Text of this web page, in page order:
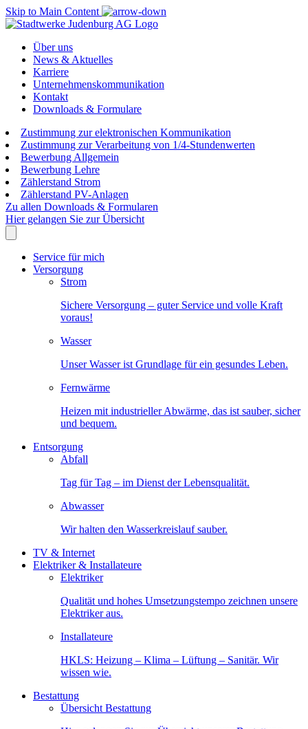
Skip to Main Content
Über uns
News & Aktuelles
Karriere
Unternehmenskommunikation
Kontakt
Downloads & Formulare
Zustimmung zur elektronischen Kommunikation
Zustimmung zur Verarbeitung von 1/4-Stundenwerten
Bewerbung Allgemein
Bewerbung Lehre
Zählerstand Strom
Zählerstand PV-Anlagen
Zu allen Downloads & Formularen
Hier gelangen Sie zur Übersicht
Service für mich
Versorgung
Strom
Sichere Versorgung – guter Service und volle Kraft
voraus!
Wasser
Unser Wasser ist Grundlage für ein gesundes Leben.
Fernwärme
Heizen mit industrieller Abwärme, das ist sauber, sicher
und bequem.
Entsorgung
Abfall
Tag für Tag – im Dienst der Lebensqualität.
Abwasser
Wir halten den Wasserkreislauf sauber.
TV & Internet
Elektriker & Installateure
Elektriker
Qualität und hohes Umsetzungstempo zeichnen unsere
Elektriker aus.
Installateure
HKLS: Heizung – Klima – Lüftung – Sanitär. Wir
wissen wie.
Bestattung
Übersicht Bestattung